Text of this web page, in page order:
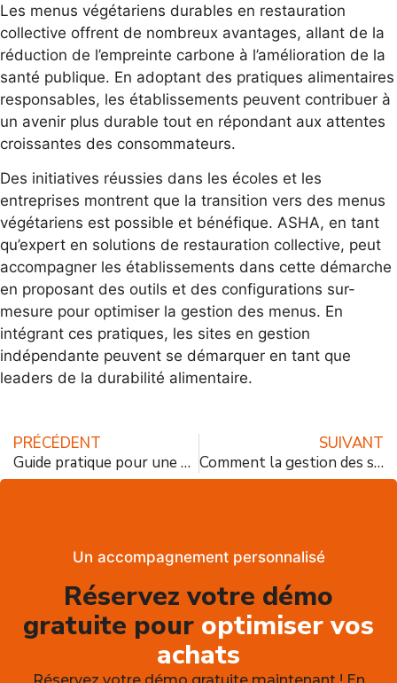
Les menus végétariens durables en restauration
collective offrent de nombreux avantages, allant de la
réduction de l’empreinte carbone à l’amélioration de la
santé publique. En adoptant des pratiques alimentaires
responsables, les établissements peuvent contribuer à
un avenir plus durable tout en répondant aux attentes
croissantes des consommateurs.
Des initiatives réussies dans les écoles et les
entreprises montrent que la transition vers des menus
végétariens est possible et bénéfique. ASHA, en tant
qu’expert en solutions de restauration collective, peut
accompagner les établissements dans cette démarche
en proposant des outils et des configurations sur-
mesure pour optimiser la gestion des menus. En
intégrant ces pratiques, les sites en gestion
indépendante peuvent se démarquer en tant que
leaders de la durabilité alimentaire.
PRÉCÉDENT
Guide pratique pour une gestion efficace des déchets alimentaires en 2024
SUIVANT
Comment la gestion des stocks peut faire face à l’inflation en 2024 ?
Un accompagnement personnalisé
Réservez votre démo
gratuite pour optimiser vos
achats